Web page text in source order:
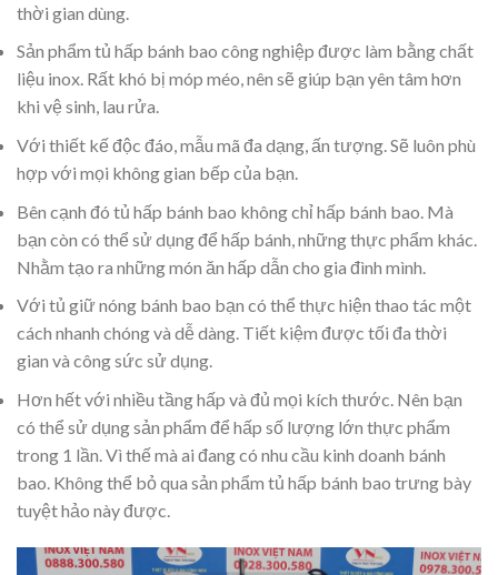
thời gian dùng.
Sản phẩm tủ hấp bánh bao công nghiệp được làm bằng chất
liệu inox. Rất khó bị móp méo, nên sẽ giúp bạn yên tâm hơn
khi vệ sinh, lau rửa.
Với thiết kế độc đáo, mẫu mã đa dạng, ấn tượng. Sẽ luôn phù
hợp với mọi không gian bếp của bạn.
Bên cạnh đó tủ hấp bánh bao không chỉ hấp bánh bao. Mà
bạn còn có thể sử dụng để hấp bánh, những thực phẩm khác.
Nhằm tạo ra những món ăn hấp dẫn cho gia đình mình.
Với tủ giữ nóng bánh bao bạn có thể thực hiện thao tác một
cách nhanh chóng và dễ dàng. Tiết kiệm được tối đa thời
gian và công sức sử dụng.
Hơn hết với nhiều tầng hấp và đủ mọi kích thước. Nên bạn
có thể sử dụng sản phẩm để hấp số lượng lớn thực phẩm
trong 1 lần. Vì thế mà ai đang có nhu cầu kinh doanh bánh
bao. Không thể bỏ qua sản phẩm tủ hấp bánh bao trưng bày
tuyệt hảo này được.